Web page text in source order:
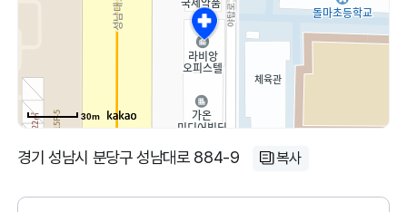
30m
경기 성남시 분당구 성남대로 884-9 복사